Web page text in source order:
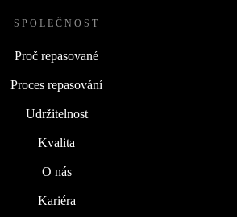
SPOLEČNOST
Proč repasované
Proces repasování
Udržitelnost
Kvalita
O nás
Kariéra